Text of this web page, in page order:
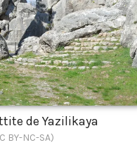
de Yazilikaya
BY-NC-SA)